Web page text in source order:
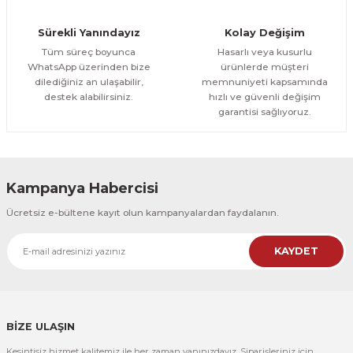
300,00 TL %25
CeSht
CeSht
Pembe Fonlu Good Things Are Coming Yazılı Tek Parça Ahşap Çerçeveli
500,00 TL
Sürekli Yanındayız
Tüm süreç boyunca
WhatsApp üzerinden bize
dilediğiniz an ulaşabilir,
destek alabilirsiniz.
Kolay Değişim
Hasarlı veya kusurlu
ürünlerde müşteri
memnuniyeti kapsamında
hızlı ve güvenli değişim
garantisi sağlıyoruz.
Kampanya Habercisi
Ücretsiz e-bültene kayıt olun kampanyalardan faydalanın.
KAYDET
BİZE ULAŞIN